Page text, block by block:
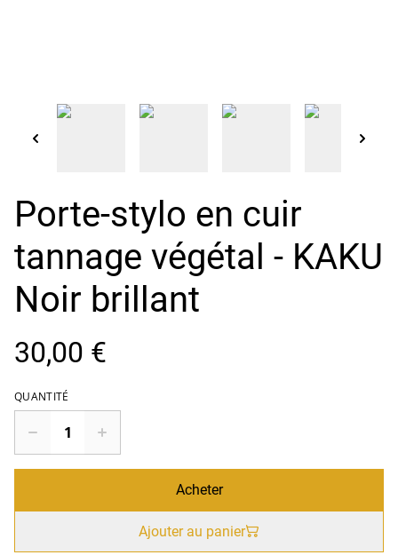
Porte-stylo en cuir
tannage végétal - KAKU
Noir brillant
30,00 €
QUANTITÉ
Acheter
Ajouter au panier